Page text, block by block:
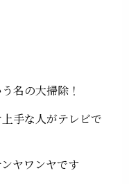
名の大掃除！
手な人がテレビで
ヤワンヤです